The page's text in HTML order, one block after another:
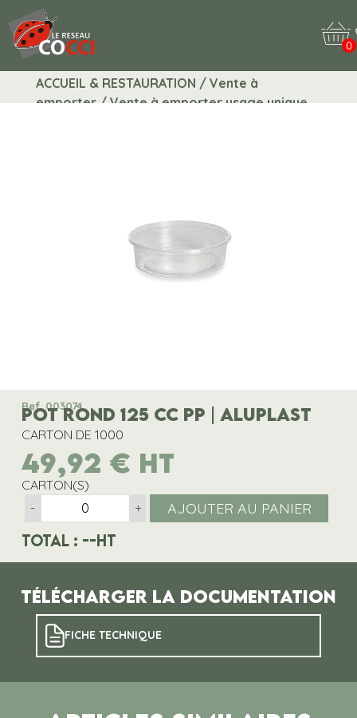
0
ACCUEIL & RESTAURATION / Vente à
emporter / Vente à emporter usage unique
Ref. 003074
POT ROND 125 CC PP | ALUPLAST
CARTON DE 1000
49,92 € HT
CARTON(S)
-
+ AJOUTER AU PANIER
Total : --HT
Télécharger la documentation
FICHE TECHNIQUE